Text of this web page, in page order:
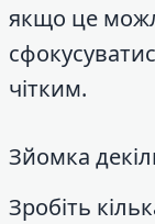
якщо це
чітким.
Зйомка
Зробіть